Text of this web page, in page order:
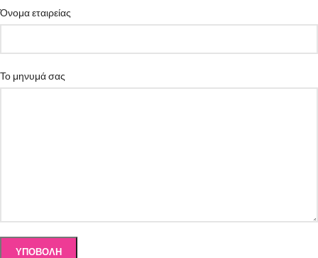
Όνομα εταιρείας
Το μηνυμά σας